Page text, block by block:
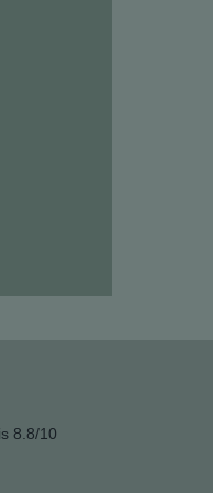
8.8/10